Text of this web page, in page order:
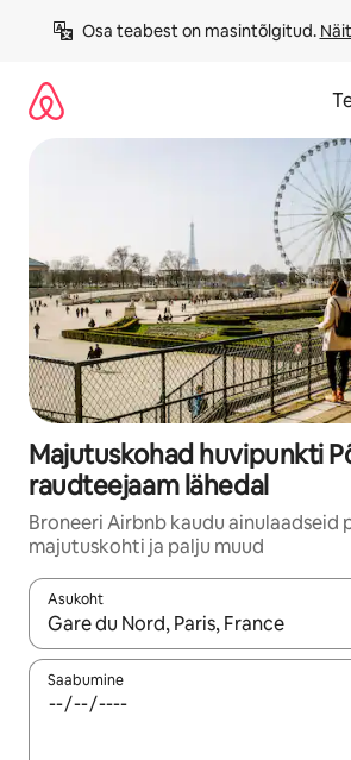
Osa teabest on masintõlgitud.
Majutuskohad huvipunkti
raudteejaam lähedal
Broneeri Airbnb kaudu ainulaadseid
majutuskohti ja palju muud
Asukoht
Kui tulemused on kuvatud, liigu
Saabumine